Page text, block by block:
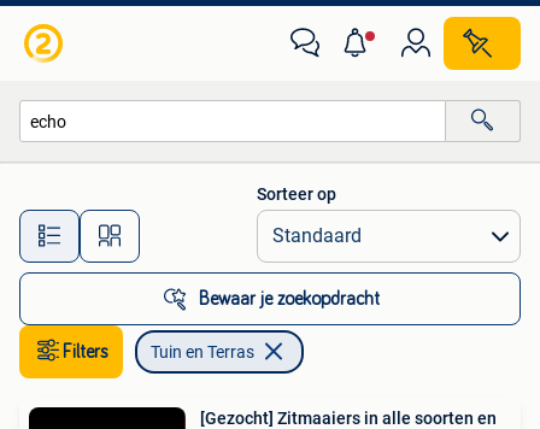
Alle afstanden…
Sorteer op
Bewaar je zoekopdracht
Filters Tuin en Terras
[Gezocht] Zitmaaiers in alle soorten en